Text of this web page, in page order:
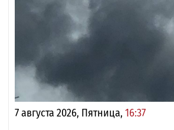
7 августа 2026, Пятница, 16:37